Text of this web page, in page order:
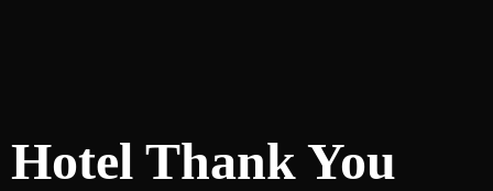
Hotel Thank You